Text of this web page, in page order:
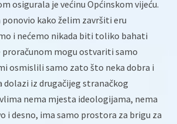
osigurala je većinu Općinskom vijeću.
kako želim završiti eru
i nećemo nikada biti toliko bahati
mogu ostvariti samo
osmislili samo zato što neka dobra i
iz drugačijeg stranačkog
nema mjesta ideologijama, nema
i desno, ima samo prostora za brigu za